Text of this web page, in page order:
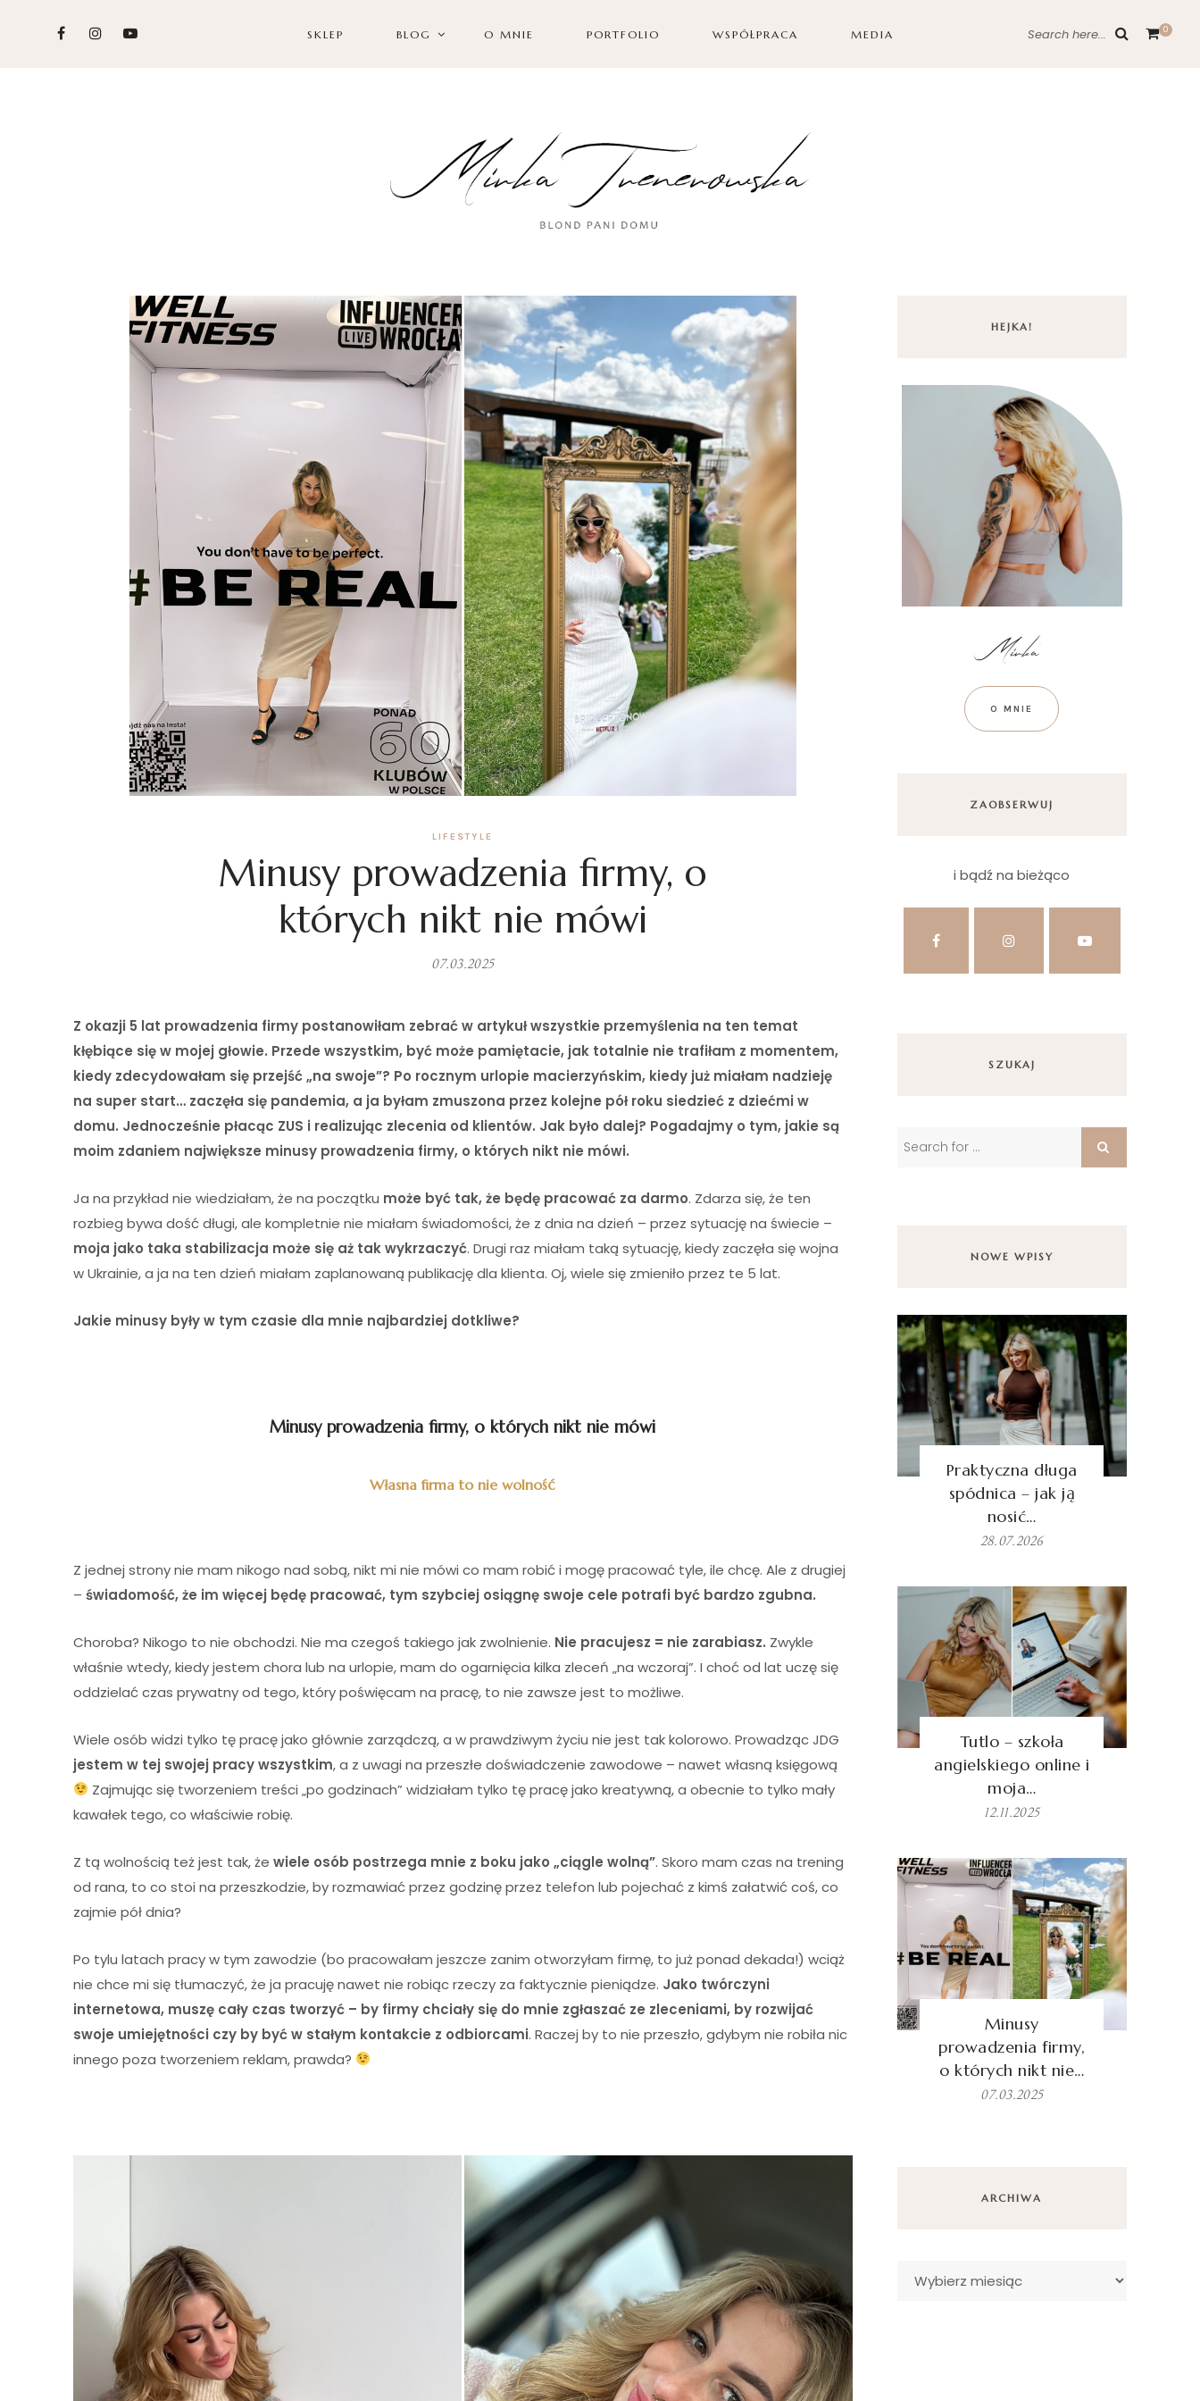
SKLEP BLOG O MNIE PORTFOLIO WSPÓŁPRACA MEDIA Search here... 0
LIFESTYLE
Minusy prowadzenia firmy, o
których nikt nie mówi
07.03.2025
Z okazji 5 lat prowadzenia firmy postanowiłam zebrać w artykuł wszystkie przemyślenia na ten temat
kłębiące się w mojej głowie. Przede wszystkim, być może pamiętacie, jak totalnie nie trafiłam z momentem,
kiedy zdecydowałam się przejść „na swoje”? Po rocznym urlopie macierzyńskim, kiedy już miałam nadzieję
na super start… zaczęła się pandemia, a ja byłam zmuszona przez kolejne pół roku siedzieć z dziećmi w
domu. Jednocześnie płacąc ZUS i realizując zlecenia od klientów. Jak było dalej? Pogadajmy o tym, jakie są
moim zdaniem największe minusy prowadzenia firmy, o których nikt nie mówi.
Ja na przykład nie wiedziałam, że na początku może być tak, że będę pracować za darmo. Zdarza się, że ten
rozbieg bywa dość długi, ale kompletnie nie miałam świadomości, że z dnia na dzień – przez sytuację na świecie –
moja jako taka stabilizacja może się aż tak wykrzaczyć. Drugi raz miałam taką sytuację, kiedy zaczęła się wojna
w Ukrainie, a ja na ten dzień miałam zaplanowaną publikację dla klienta. Oj, wiele się zmieniło przez te 5 lat.
Jakie minusy były w tym czasie dla mnie najbardziej dotkliwe?
Minusy prowadzenia firmy, o których nikt nie mówi
Własna firma to nie wolność
Z jednej strony nie mam nikogo nad sobą, nikt mi nie mówi co mam robić i mogę pracować tyle, ile chcę. Ale z drugiej
– świadomość, że im więcej będę pracować, tym szybciej osiągnę swoje cele potrafi być bardzo zgubna.
Choroba? Nikogo to nie obchodzi. Nie ma czegoś takiego jak zwolnienie. Nie pracujesz = nie zarabiasz. Zwykle
właśnie wtedy, kiedy jestem chora lub na urlopie, mam do ogarnięcia kilka zleceń „na wczoraj”. I choć od lat uczę się
oddzielać czas prywatny od tego, który poświęcam na pracę, to nie zawsze jest to możliwe.
Wiele osób widzi tylko tę pracę jako głównie zarządczą, a w prawdziwym życiu nie jest tak kolorowo. Prowadząc JDG
jestem w tej swojej pracy wszystkim, a z uwagi na przeszłe doświadczenie zawodowe – nawet własną księgową
Zajmując się tworzeniem treści „po godzinach” widziałam tylko tę pracę jako kreatywną, a obecnie to tylko mały
kawałek tego, co właściwie robię.
Z tą wolnością też jest tak, że wiele osób postrzega mnie z boku jako „ciągle wolną”. Skoro mam czas na trening
od rana, to co stoi na przeszkodzie, by rozmawiać przez godzinę przez telefon lub pojechać z kimś załatwić coś, co
zajmie pół dnia?
Po tylu latach pracy w tym zawodzie (bo pracowałam jeszcze zanim otworzyłam firmę, to już ponad dekada!) wciąż
nie chce mi się tłumaczyć, że ja pracuję nawet nie robiąc rzeczy za faktycznie pieniądze. Jako twórczyni
internetowa, muszę cały czas tworzyć – by firmy chciały się do mnie zgłaszać ze zleceniami, by rozwijać
swoje umiejętności czy by być w stałym kontakcie z odbiorcami. Raczej by to nie przeszło, gdybym nie robiła nic
innego poza tworzeniem reklam, prawda?
HEJKA!
O MNIE
ZAOBSERWUJ
i bądź na bieżąco
SZUKAJ
NOWE WPISY
Praktyczna długa
spódnica – jak ją
nosić…
28.07.2026
Tutlo – szkoła
angielskiego online i
moja…
12.11.2025
Minusy
prowadzenia firmy,
o których nikt nie…
07.03.2025
ARCHIWA